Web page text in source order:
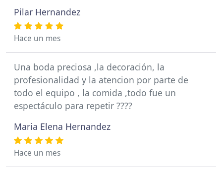
Pilar Hernandez
Hace un mes
Una boda preciosa ,la decoración, la
profesionalidad y la atencion por parte de
todo el equipo , la comida ,todo fue un
espectáculo para repetir ????
Maria Elena Hernandez
Hace un mes